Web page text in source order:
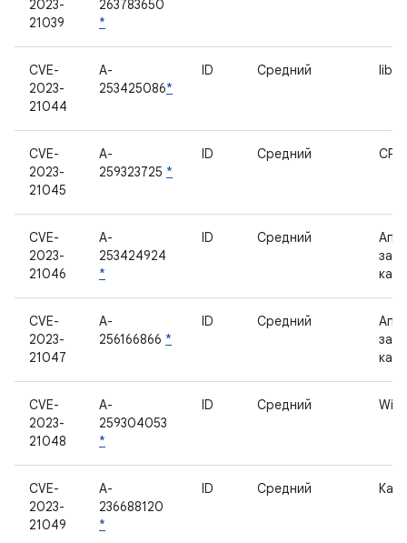
2023-
21039
263783650
*
CVE-
2023-
21044
A-
253425086*
ID Средний
CVE-
2023-
21045
A-
259323725 *
ID Средний CPIF
CVE-
2023-
21046
A-
253424924
*
ID Средний
CVE-
2023-
21047
A-
256166866 *
ID Средний
CVE-
2023-
21048
A-
259304053
*
ID Средний WiFi
CVE-
2023-
21049
A-
236688120
*
ID Средний